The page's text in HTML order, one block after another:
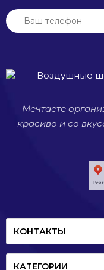
Мечтаете
красиво и со
КОНТАКТЫ
КАТЕГОРИИ